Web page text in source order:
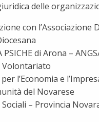
delle
con l’Associazione
di Arona –
l’Economia e
del Novarese
– Provincia